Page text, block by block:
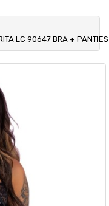
LC 90647 BRA +